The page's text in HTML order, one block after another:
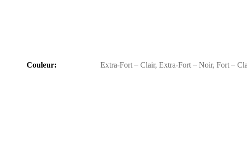
Couleur Extra-Fort – Clair, Extra-Fort – Noir, Fort –